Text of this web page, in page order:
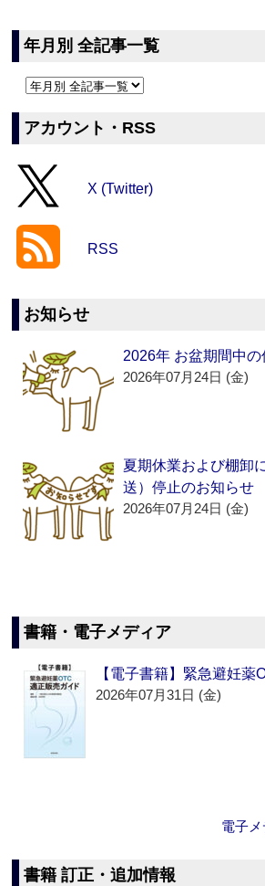
年月別 全記事一覧
アカウント・RSS
X (Twitter)
RSS
お知らせ
2026年 お盆期間中
2026年07月24日 (金)
夏期休業および棚卸
送）停止のお知らせ
2026年07月24日 (金)
書籍・電子メディア
【電子書籍】緊急避妊薬
2026年07月31日 (金)
電子
書籍 訂正・追加情報